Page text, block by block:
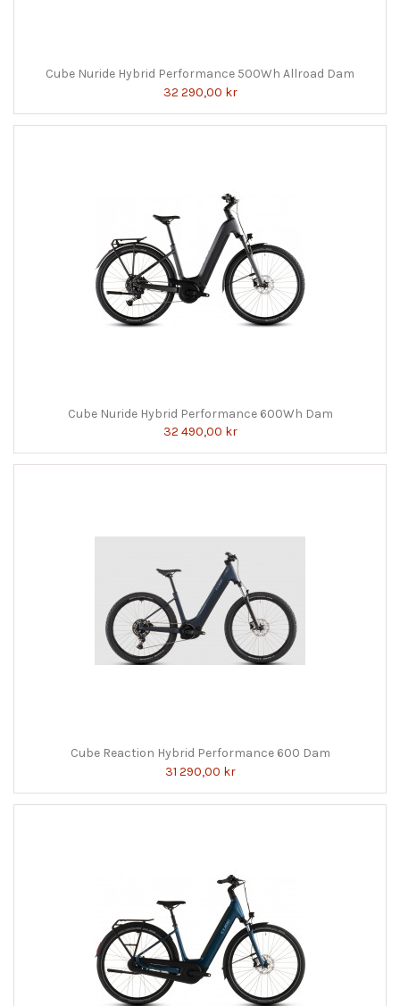
Cube Nuride Hybrid Performance 500Wh Allroad Dam
32 290,00 kr
Cube Nuride Hybrid Performance 600Wh Dam
32 490,00 kr
Cube Reaction Hybrid Performance 600 Dam
31 290,00 kr